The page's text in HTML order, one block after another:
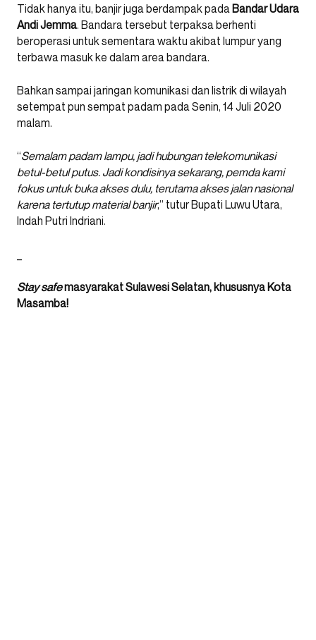
Tidak hanya itu, banjir juga berdampak pada Bandar Udara
Andi Jemma. Bandara tersebut terpaksa berhenti
beroperasi untuk sementara waktu akibat lumpur yang
terbawa masuk ke dalam area bandara.
Bahkan sampai jaringan komunikasi dan listrik di wilayah
setempat pun sempat padam pada Senin, 14 Juli 2020
malam.
“Semalam padam lampu, jadi hubungan telekomunikasi
betul-betul putus. Jadi kondisinya sekarang, pemda kami
fokus untuk buka akses dulu, terutama akses jalan nasional
karena tertutup material banjir,” tutur Bupati Luwu Utara,
Indah Putri Indriani.
Stay safemasyarakat Sulawesi Selatan, khususnya Kota
Masamba!